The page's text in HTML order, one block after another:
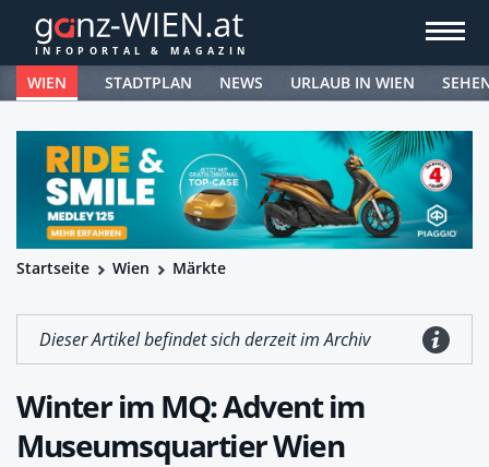
WIEN STADTPLAN NEWS URLAUB IN WIEN
Startseite Wien Märkte
Dieser Artikel befindet sich derzeit im Archiv
Winter im MQ: Advent im
Museumsquartier Wien